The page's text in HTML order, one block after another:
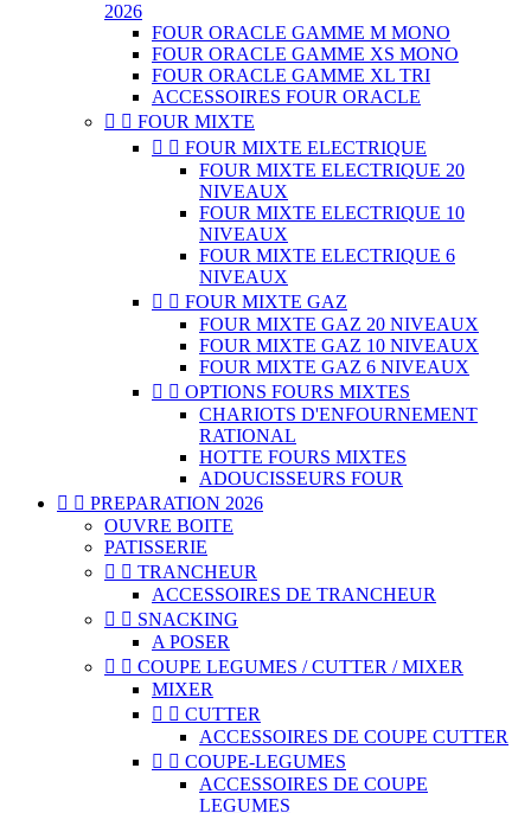
2026
FOUR ORACLE GAMME M MONO
FOUR ORACLE GAMME XS MONO
FOUR ORACLE GAMME XL TRI
ACCESSOIRES FOUR ORACLE
  FOUR MIXTE
  FOUR MIXTE ELECTRIQUE
FOUR MIXTE ELECTRIQUE 20
NIVEAUX
FOUR MIXTE ELECTRIQUE 10
NIVEAUX
FOUR MIXTE ELECTRIQUE 6
NIVEAUX
  FOUR MIXTE GAZ
FOUR MIXTE GAZ 20 NIVEAUX
FOUR MIXTE GAZ 10 NIVEAUX
FOUR MIXTE GAZ 6 NIVEAUX
  OPTIONS FOURS MIXTES
CHARIOTS D'ENFOURNEMENT
RATIONAL
HOTTE FOURS MIXTES
ADOUCISSEURS FOUR
  PREPARATION 2026
OUVRE BOITE
PATISSERIE
  TRANCHEUR
ACCESSOIRES DE TRANCHEUR
  SNACKING
A POSER
  COUPE LEGUMES / CUTTER / MIXER
MIXER
  CUTTER
ACCESSOIRES DE COUPE CUTTER
  COUPE-LEGUMES
ACCESSOIRES DE COUPE
LEGUMES